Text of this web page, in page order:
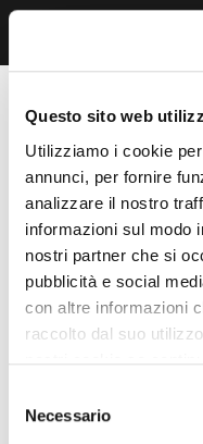
Questo sito web
Utilizziamo i cookie
annunci, per fornire
analizzare il nostro
informazioni sul modo
nostri partner che si
pubblicità e social
con altre informazioni
raccolto dal suo
delNecessario